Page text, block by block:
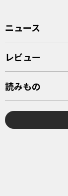
ニュース
レビュー
読みもの